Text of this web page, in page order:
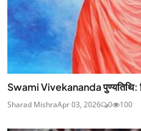
Swami Vivekananda पुण्यतिथि:
Sharad MishraApr 03, 2026 0 100